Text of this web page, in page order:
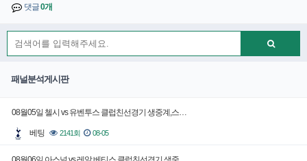
댓글0개
패널분석게시판
08월05일 첼시 vs 유벤투스 클럽친선경기 생중계,스…
베팅 2141회 08-05